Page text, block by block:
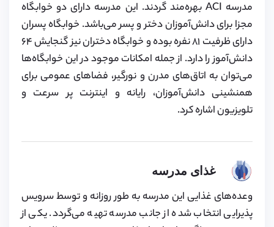
مدرسه ACI بهره‌مند گردند. این مدرسه دارای دو خوابگاه
مجزا برای دانش‌آموزان دختر و پسر می‌باشد. خوابگاه پسران
دارای ظرفیت ۸۱ نفره بوده و خوابگاه دختران نیز گنجایش ۶۴
دانش‌آموز را دارد. از جمله امکانات موجود در این خوابگاه‌ها
می‌توان به اتاق‌های مدرن و نورگیر، فضاهای عمومی برای
همنشینی دانش‌آموزان، رایانه و اینترنت پر سرعت و
تلویزیون اشاره کرد.
غذای مدرسه
وعده‌های غذایی این مدرسه به طور روزانه و توسط سرویس
پذیرایی انتخاب شده از جانب مدرسه تهیه می‌گردد. یکی از